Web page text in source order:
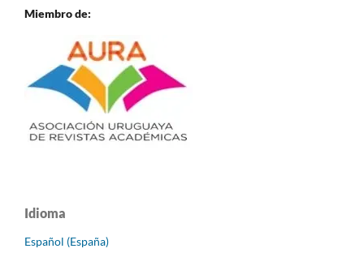
Miembro de:
Idioma
Español (España)